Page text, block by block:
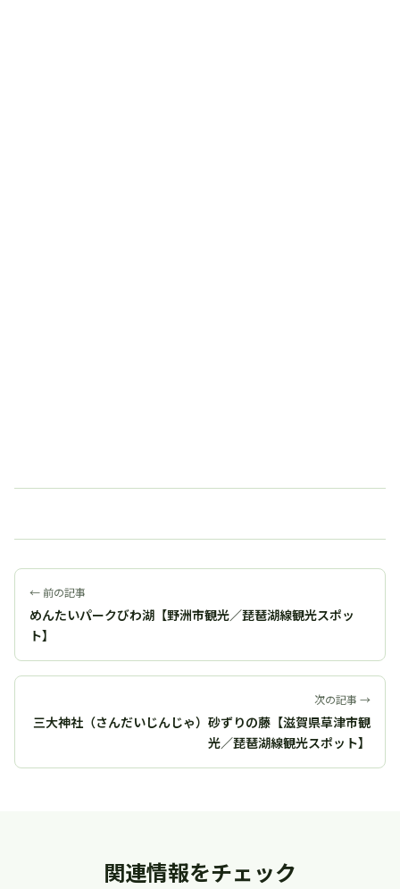
← 前の記事
めんたいパークびわ湖【野洲市観光／琵琶湖線観光スポッ
ト】
次の記事 →
三大神社（さんだいじんじゃ）砂ずりの藤【滋賀県草津市観
光／琵琶湖線観光スポット】
関連情報をチェック